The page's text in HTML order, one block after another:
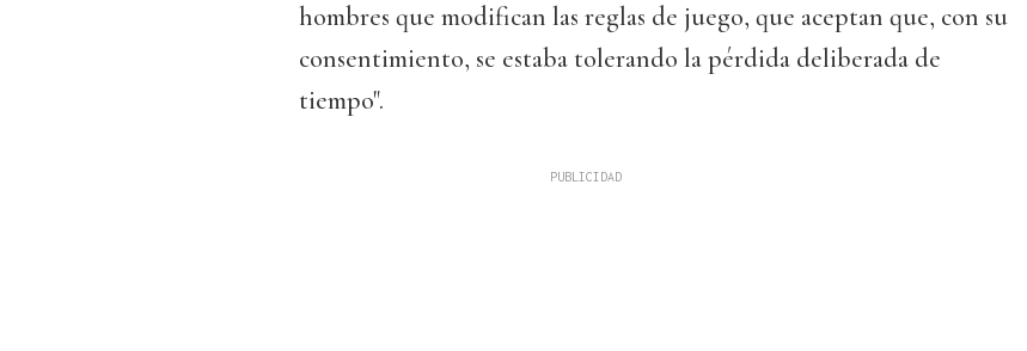
hombres que modifican las reglas de juego, que aceptan que, con su
consentimiento, se estaba tolerando la pérdida deliberada de
tiempo".